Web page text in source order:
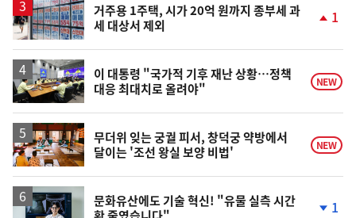
거주용 1주택, 시가 20억 원까지 종부세 과
세 대상서 제외
계
승
1
이 대통령 "국가적 기후 재난 상황…정책
대응 최대치로 올려야"
NEW
무더위 잊는 궁궐 피서, 창덕궁 약방에서
달이는 '조선 왕실 보양 비법'
NEW
문화유산에도 기술 혁신! "유물 실측 시간
1